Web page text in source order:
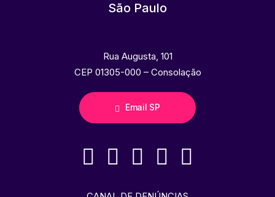
São Paulo
Rua Augusta, 101
CEP 01305-000 – Consolação
Email SP